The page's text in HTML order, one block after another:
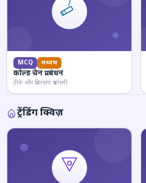
MCQ मध्यम
कोल्ड चेन प्रबंधन
टीके और प्रतिरक्षण प्रश्नोत्तरी
ट्रेंडिंग क्विज़